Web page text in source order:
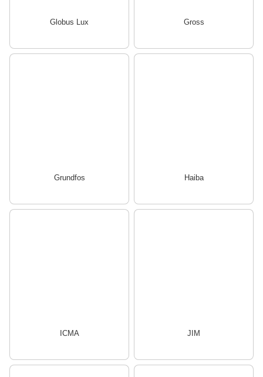
Globus Lux Gross
Grundfos Haiba
ICMA JIM